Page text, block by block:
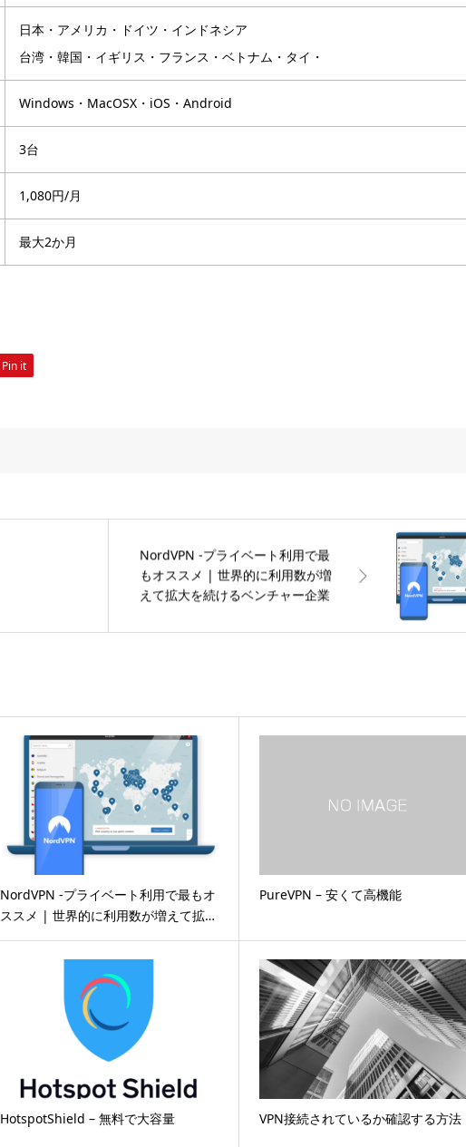
日本・アメリカ・ドイツ・インドネシア
台湾・韓国・イギリス・フランス・ベトナム・タイ・
Windows・MacOSX・iOS・Android
3台
1,080円/月
最大2か月
Pin it
NordVPN -プライベート利用で最
もオススメ | 世界的に利用数が増
えて拡大を続けるベンチャー企業
NordVPN -プライベート利用で最もオ
ススメ | 世界的に利用数が増えて拡…
PureVPN – 安くて高機能
HotspotShield – 無料で大容量 VPN接続されているか確認する方法